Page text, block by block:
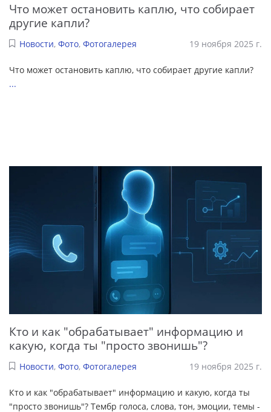
Что может остановить каплю, что собирает
другие капли?
Новости, Фото, Фотогалерея 19 ноября 2025 г.
Что может остановить каплю, что собирает другие капли?
...
Кто и как "обрабатывает" информацию и
какую, когда ты "просто звонишь"?
Новости, Фото, Фотогалерея 19 ноября 2025 г.
Кто и как "обрабатывает" информацию и какую, когда ты
"просто звонишь"? Тембр голоса, слова, тон, эмоции, темы -